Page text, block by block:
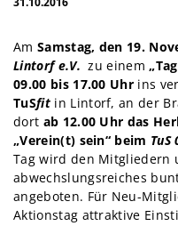
Am Samstag, den 19.
Lintorf e.V. zu einem
09.00 bis 17.00 Uhr ins
TuSfit in Lintorf, an der
dort ab 12.00 Uhr das
„Verein(t) sein“ beim
Tag wird den Mitgliedern
abwechslungsreiches
angeboten. Für Neu-
Aktionstag attraktive